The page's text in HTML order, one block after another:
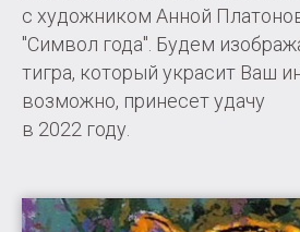
с художником Анной
"Символ года". Будем
тигра, который украсит Ваш
возможно, принесет удачу
в 2022 году.